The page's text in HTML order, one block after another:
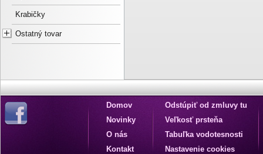
Krabičky
Ostatný tovar
Domov
Novinky
O nás
Kontakt
Odstúpiť od zmluvy tu
Veľkosť prsteňa
Tabuľka vodotesnosti
Nastavenie cookies